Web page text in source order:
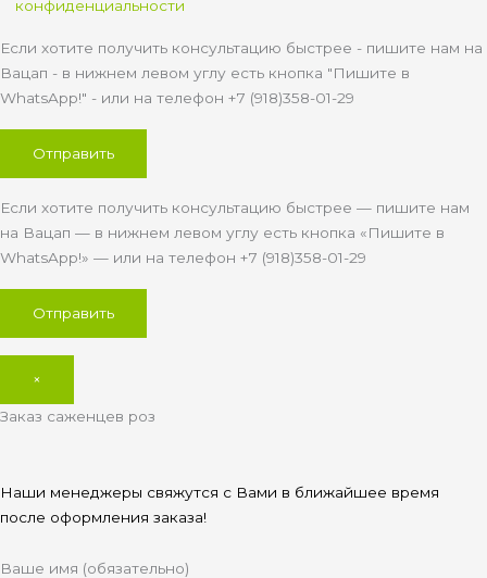
конфиденциальности
Если хотите получить консультацию быстрее - пишите нам на
Вацап - в нижнем левом углу есть кнопка "Пишите в
WhatsApp!" - или на телефон +7 (918)358-01-29
Если хотите получить консультацию быстрее — пишите нам
на Вацап — в нижнем левом углу есть кнопка «Пишите в
WhatsApp!» — или на телефон +7 (918)358-01-29
×
Заказ саженцев роз
Наши менеджеры свяжутся с Вами в ближайшее время
после оформления заказа!
Ваше имя (обязательно)